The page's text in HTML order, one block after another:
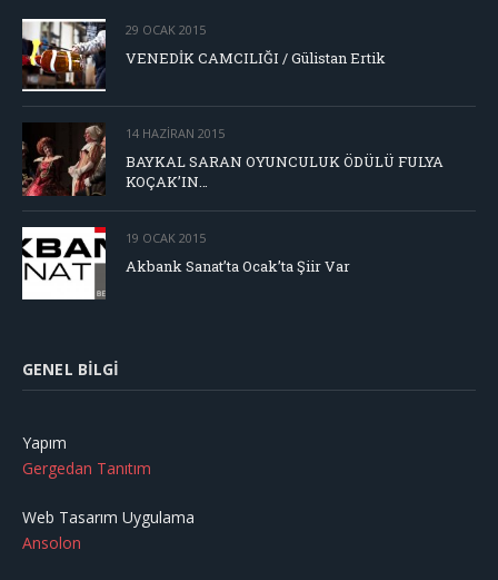
29 OCAK 2015
VENEDİK CAMCILIĞI / Gülistan Ertik
14 HAZIRAN 2015
BAYKAL SARAN OYUNCULUK ÖDÜLÜ FULYA
KOÇAK’IN…
19 OCAK 2015
Akbank Sanat’ta Ocak’ta Şiir Var
GENEL BILGI
Yapım
Gergedan Tanıtım
Web Tasarım Uygulama
Ansolon